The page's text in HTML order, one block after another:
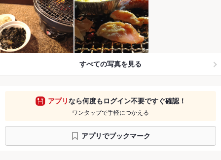
すべての写真を見る
アプリなら何度もログイン不要ですぐ確認！
ワンタップで手軽につかえる
アプリでブックマーク